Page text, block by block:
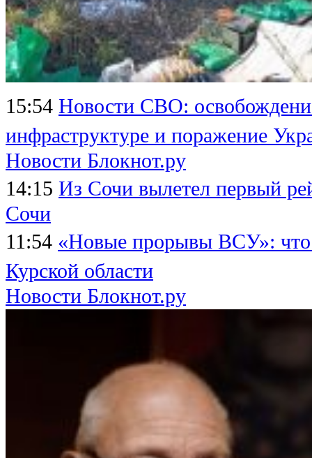
15:54 Новости СВО:
инфраструктуре и поражение
Новости Блокнот.ру
14:15 Из Сочи вылетел первый
Сочи
11:54 «Новые прорывы ВСУ»: что
Курской области
Новости Блокнот.ру